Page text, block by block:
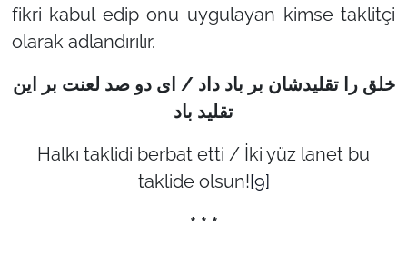
fikri kabul edip onu uygulayan kimse taklitçi
olarak adlandırılır.
خلق را تقليدشان بر باد داد / ای دو صد لعنت بر اين
تقليد باد
Halkı taklidi berbat etti / İki yüz lanet bu
taklide olsun![9]
* * *